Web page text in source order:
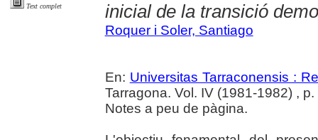
Text complet
inicial de la transició
Roquer i Soler, Santiago
En: Universitas Tarraconensis :
Tarragona. Vol. IV (1981-1982) ,
Notes a peu de pàgina.